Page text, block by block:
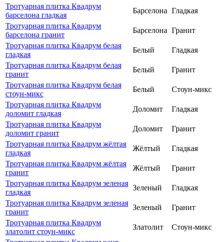
Тротуарная плитка Квадрум
барселона гладкая
Барселона Гладкая
Тротуарная плитка Квадрум
барселона гранит
Барселона Гранит
Тротуарная плитка Квадрум белая
гладкая
Белый
Гладкая
Тротуарная плитка Квадрум белая
гранит
Белый
Гранит
Тротуарная плитка Квадрум белая
стоун-микс
Белый
Стоун-микс
Тротуарная плитка Квадрум
доломит гладкая
Доломит
Гладкая
Тротуарная плитка Квадрум
доломит гранит
Доломит
Гранит
Тротуарная плитка Квадрум жёлтая
гладкая
Жёлтый
Гладкая
Тротуарная плитка Квадрум жёлтая
гранит
Жёлтый
Гранит
Тротуарная плитка Квадрум зеленая
гладкая
Зеленый
Гладкая
Тротуарная плитка Квадрум зеленая
гранит
Зеленый
Гранит
Тротуарная плитка Квадрум
златолит стоун-микс
Златолит
Стоун-микс